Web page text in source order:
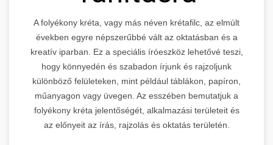
A folyékony kréta, vagy más néven krétafilc, az elmúlt
években egyre népszerűbbé vált az oktatásban és a
kreatív iparban. Ez a speciális íróeszköz lehetővé teszi,
hogy könnyedén és szabadon írjunk és rajzoljunk
különböző felületeken, mint például táblákon, papíron,
műanyagon vagy üvegen. Az esszében bemutatjuk a
folyékony kréta jelentőségét, alkalmazási területeit és
az előnyeit az írás, rajzolás és oktatás területén.